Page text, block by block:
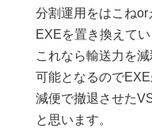
分割運用をはこね
EXEを置き換えて
これなら輸送力を
可能となるので
減便で撤退させた
と思います。